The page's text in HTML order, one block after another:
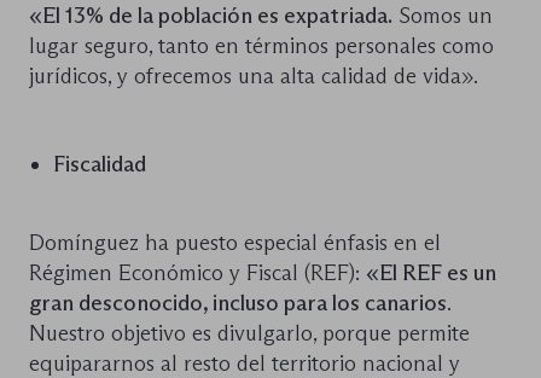
«El 13% de la población es expatriada. Somos un
lugar seguro, tanto en términos personales como
jurídicos, y ofrecemos una alta calidad de vida».
Fiscalidad
Domínguez ha puesto especial énfasis en el
Régimen Económico y Fiscal (REF): «El REF es un
gran desconocido, incluso para los canarios.
Nuestro objetivo es divulgarlo, porque permite
equipararnos al resto del territorio nacional y